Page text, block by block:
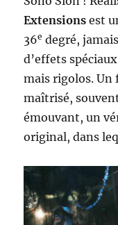
Extensions est
36e degré,
d’effets
mais rigolos.
maîtrisé,
émouvant, un
original, dans